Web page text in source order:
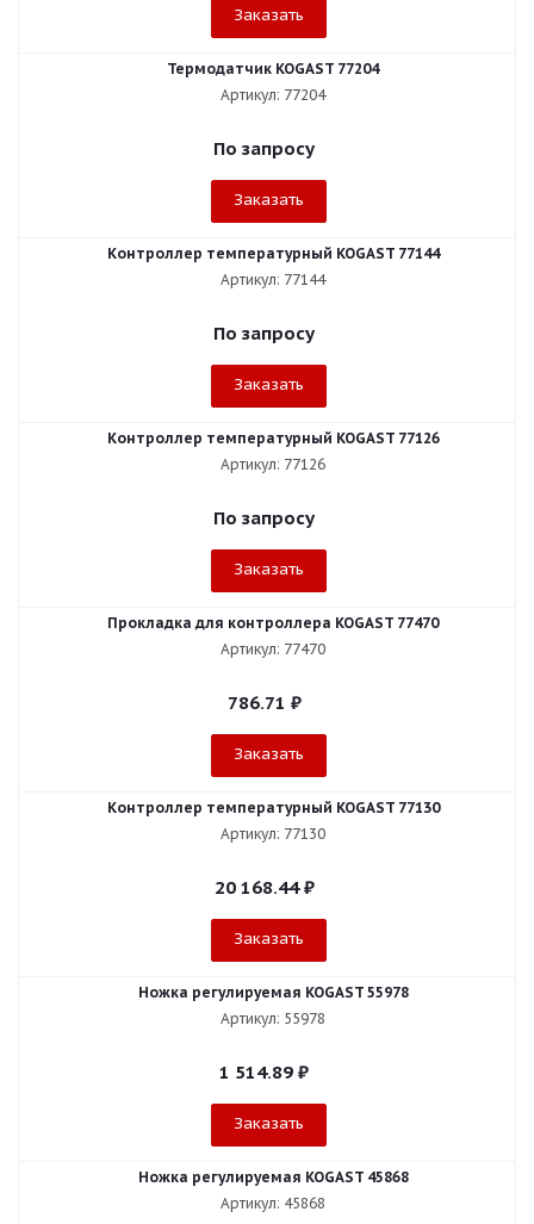
Заказать
Термодатчик KOGAST 77204
Артикул: 77204
По запросу
Заказать
Контроллер температурный KOGAST 77144
Артикул: 77144
По запросу
Заказать
Контроллер температурный KOGAST 77126
Артикул: 77126
По запросу
Заказать
Прокладка для контроллера KOGAST 77470
Артикул: 77470
786.71 ₽
Заказать
Контроллер температурный KOGAST 77130
Артикул: 77130
20 168.44₽
Заказать
Ножка регулируемая KOGAST 55978
Артикул: 55978
1 514.89 ₽
Заказать
Ножка регулируемая KOGAST 45868
Артикул: 45868